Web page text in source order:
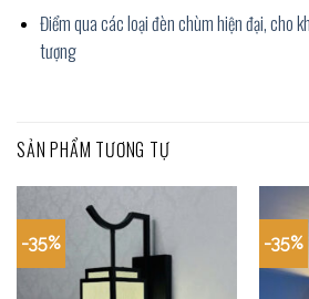
Điểm qua các loại đèn chùm hiện đại, cho
tượng
SẢN PHẨM TƯƠNG TỰ
-35% -35%